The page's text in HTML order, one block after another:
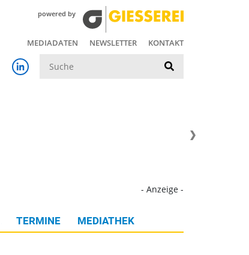
powered by
MEDIADATEN NEWSLETTER KONTAKT
- Anzeige -
TERMINE MEDIATHEK